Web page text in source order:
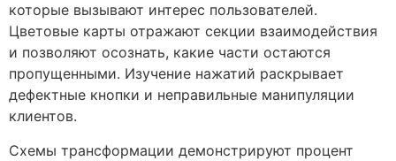
которые вызывают интерес пользователей.
Цветовые карты отражают секции взаимодействия
и позволяют осознать, какие части остаются
пропущенными. Изучение нажатий раскрывает
дефектные кнопки и неправильные манипуляции
клиентов.
Схемы трансформации демонстрируют процент